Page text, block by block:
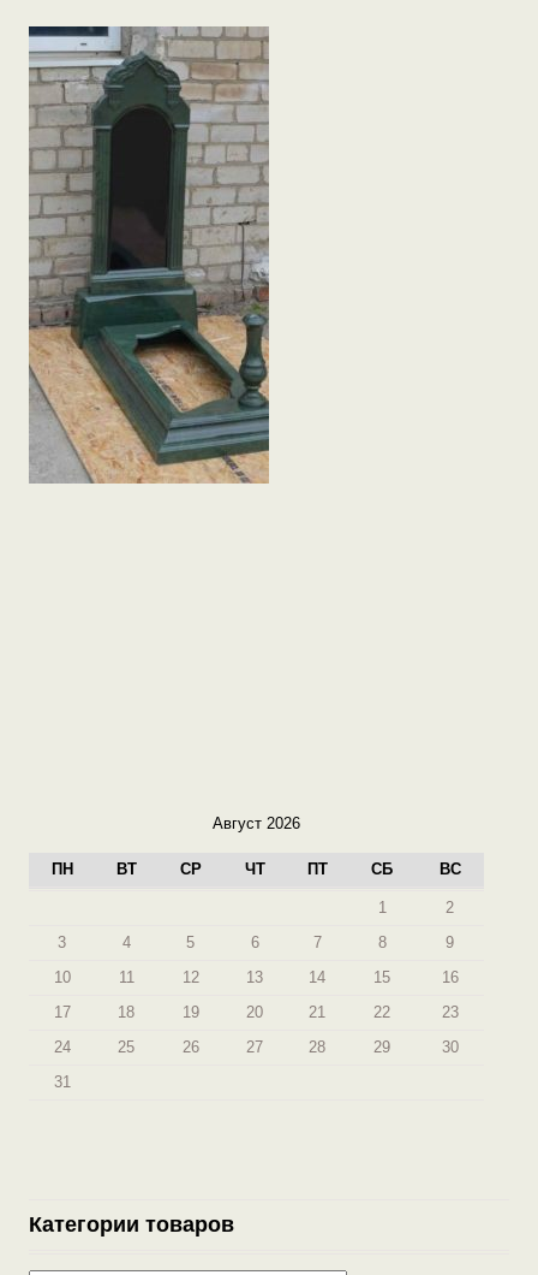
Август 2026
ПН ВТ СР ЧТ ПТ СБ ВС
1
2
3
4 5 6 7 8
9
10
11 12 13 14 15
16
17
18 19 20 21 22
23
24
25 26 27 28 29
30
31
Категории товаров